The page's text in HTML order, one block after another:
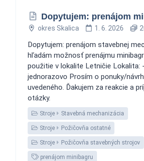
Dopytujem: prenájom
okres Skalica 1. 6. 2026
Dopytujem: prenájom stavebnej
hľadám možnosť prenájmu
použitie v lokalite Letničie Lokalita:
jednorazovo Prosím o ponuky/
uvedeného. Ďakujem za reakcie a
otázky.
Stroje Stavebná mechanizácia
Stroje Požičovňa ostatné
Stroje Požičovňa stavebných strojov
prenájom minibagru